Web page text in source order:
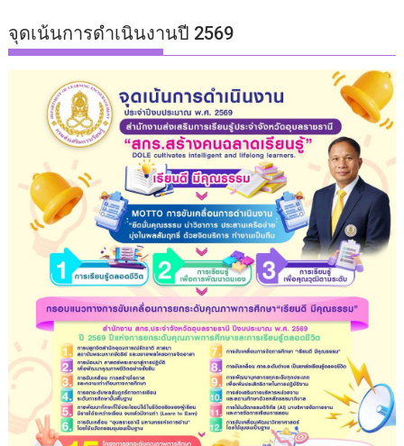
จุดเน้นการดำเนินงานปี 2569